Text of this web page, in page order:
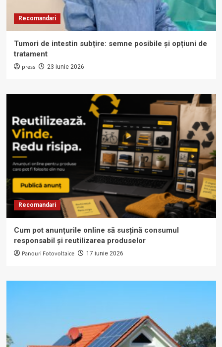
Recomandari
Tumori de intestin subțire: semne posibile și opțiuni de
tratament
press 23 iunie 2026
Recomandari
Cum pot anunțurile online să susțină consumul
responsabil și reutilizarea produselor
Panouri Fotovoltaice 17 iunie 2026